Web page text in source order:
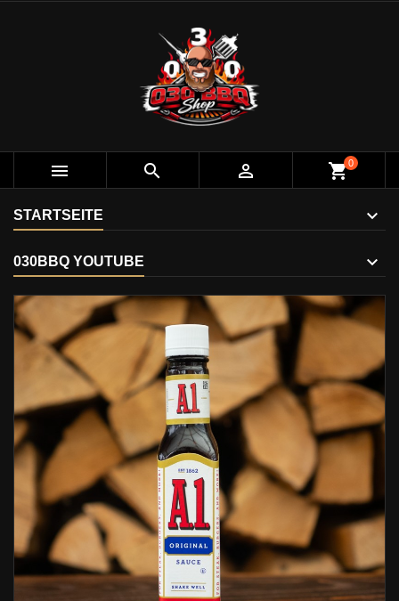
   shopping_cart0
STARTSEITE
030BBQ YOUTUBE